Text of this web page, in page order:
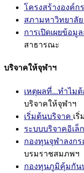
โครงสร้างองค์กร
สภามหาวิทยาลัย
การเปิดเผยข้อมู
สาธารณะ
บริจาคให้จุฬาฯ
เหตุผลที่...ทำไม
บริจาคให้จุฬาฯ
เริ่มต้นบริจาค เ
ระบบบริจาคอิเล็
กองทุนจุฬาลงก
บรมราชสมภพฯ
กองทุนภูมิคุ้มกัน